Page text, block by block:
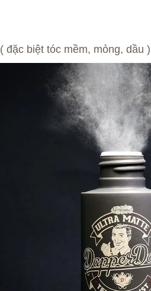
đặc biệt tóc mềm, mỏng, dầu )